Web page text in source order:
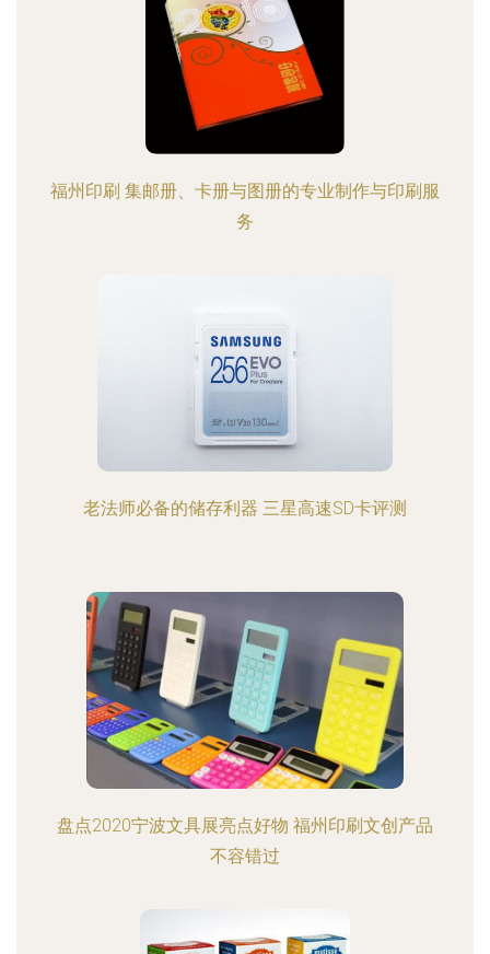
福州印刷 集邮册、卡册与图册的专业制作与印刷服
务
老法师必备的储存利器 三星高速SD卡评测
盘点2020宁波文具展亮点好物 福州印刷文创产品
不容错过